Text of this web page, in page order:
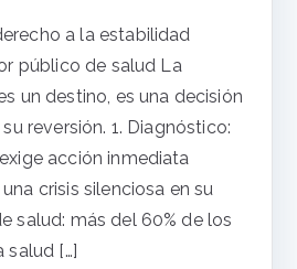
a la estabilidad
público de salud La
un destino, es una decisión
reversión. 1. Diagnóstico:
acción inmediata
crisis silenciosa en su
salud: más del 60% de los
salud […]